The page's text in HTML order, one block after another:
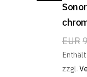
EUR
zzgl.